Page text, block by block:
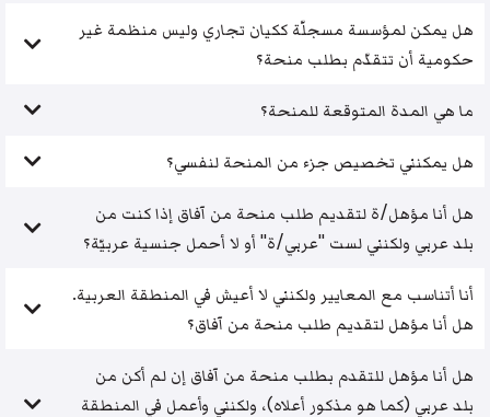
هل يمكن لمؤسسة مسجلّة ككيان تجاري وليس منظمة غير
حكومية أن تتقدّم بطلب منحة؟
ما هي المدة المتوقعة للمنحة؟
هل يمكنني تخصيص جزء من المنحة لنفسي؟
هل أنا مؤهل/ة لتقديم طلب منحة من آفاق إذا كنت من
بلد عربي ولكنني لست "عربي/ة" أو لا أحمل جنسية عربيّة؟
أنا أتناسب مع المعايير ولكنني لا أعيش في المنطقة العربية.
هل أنا مؤهل لتقديم طلب منحة من آفاق؟
هل أنا مؤهل للتقدم بطلب منحة من آفاق إن لم أكن من
بلد عربي (كما هو مذكور أعلاه)، ولكنني وأعمل في المنطقة